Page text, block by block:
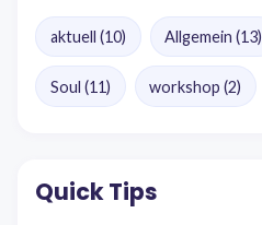
aktuell (10) Allgemein(13)
Soul (11) workshop(2)
Quick Tips